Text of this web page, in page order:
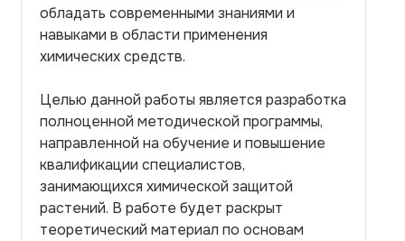
обладать современными знаниями и
навыками в области применения
химических средств.
Целью данной работы является разработка
полноценной методической программы,
направленной на обучение и повышение
квалификации специалистов,
занимающихся химической защитой
растений. В работе будет раскрыт
теоретический материал по основам